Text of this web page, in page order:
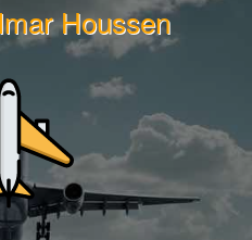
Houssen